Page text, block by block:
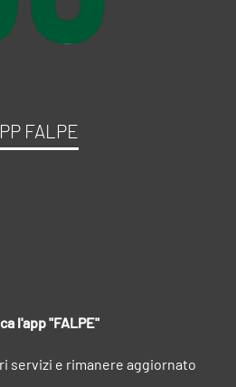
FALPE
l'app "FALPE"
servizi e rimanere aggiornato